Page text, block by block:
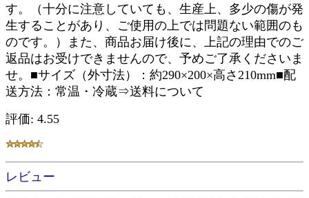
す。（十分に注意していても、生産上、多少の傷が発
生することがあり、ご使用の上では問題ない範囲のも
のです。）また、商品お届け後に、上記の理由でのご
返品はお受けできませんので、予めご了承くださいま
せ。■サイズ（外寸法）：約290×200×高さ210mm■配
送方法：常温・冷蔵⇒送料について
評価: 4.55
レビュー